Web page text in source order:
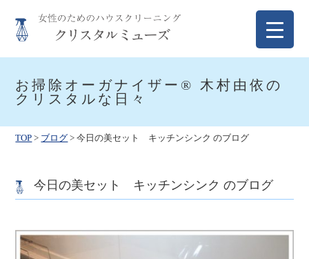
content
お掃除オーガナイザー® 木村由依の
クリスタルな日々
TOP > ブログ >今日の美セット キッチンシンク のブログ
今日の美セット キッチンシンク のブログ